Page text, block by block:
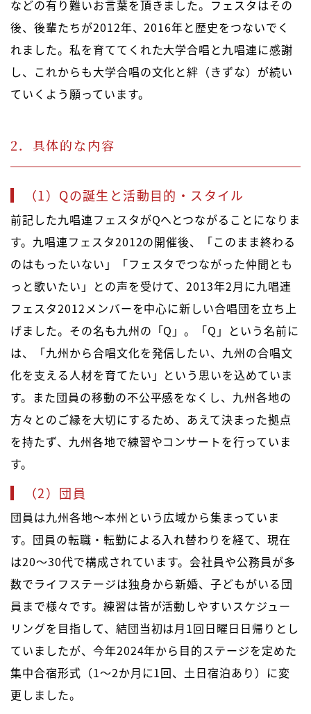
などの有り難いお言葉を頂きました。フェスタはその
後、後輩たちが2012年、2016年と歴史をつないでく
れました。私を育ててくれた大学合唱と九唱連に感謝
し、これからも大学合唱の文化と絆（きずな）が続い
ていくよう願っています。
2．具体的な内容
（1）Qの誕生と活動目的・スタイル
前記した九唱連フェスタがQへとつながることになりま
す。九唱連フェスタ2012の開催後、「このまま終わる
のはもったいない」「フェスタでつながった仲間とも
っと歌いたい」との声を受けて、2013年2月に九唱連
フェスタ2012メンバーを中心に新しい合唱団を立ち上
げました。その名も九州の「Q」。「Q」という名前に
は、「九州から合唱文化を発信したい、九州の合唱文
化を支える人材を育てたい」という思いを込めていま
す。また団員の移動の不公平感をなくし、九州各地の
方々とのご縁を大切にするため、あえて決まった拠点
を持たず、九州各地で練習やコンサートを行っていま
す。
（2）団員
団員は九州各地～本州という広域から集まっていま
す。団員の転職・転勤による入れ替わりを経て、現在
は20～30代で構成されています。会社員や公務員が多
数でライフステージは独身から新婚、子どもがいる団
員まで様々です。練習は皆が活動しやすいスケジュー
リングを目指して、結団当初は月1回日曜日日帰りとし
ていましたが、今年2024年から目的ステージを定めた
集中合宿形式（1～2か月に1回、土日宿泊あり）に変
更しました。